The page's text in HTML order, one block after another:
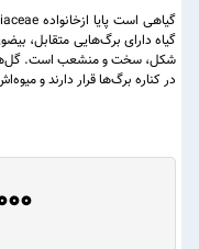
گیاه دارای برگ‌هایی متقابل،
شکل، سخت و منشعب است.
در کناره برگ‌ها قرار دارند و